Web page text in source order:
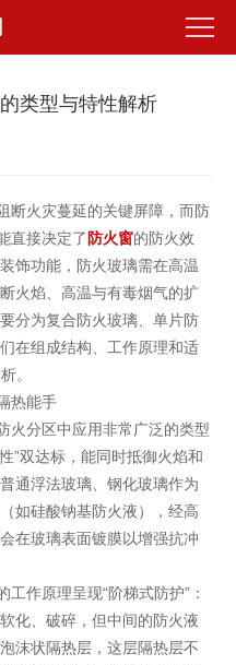
类型与特性解析
断火灾蔓延的关键屏障，而防
直接决定了 防火窗的防火效
饰功能，防火玻璃需在高温
火焰、高温与有毒烟气的扩
分为复合防火玻璃、单片防
在组成结构、工作原理和适
。
热能手
火分区中应用非常广泛的类型
”双达标，能同时抵御火焰和
通浮法玻璃、钢化玻璃作为
如硅酸钠基防火液），经高
在玻璃表面镀膜以增强抗冲
作原理呈现“阶梯式防护”：
化、破碎，但中间的防火液
沫状隔热层，这层隔热层不